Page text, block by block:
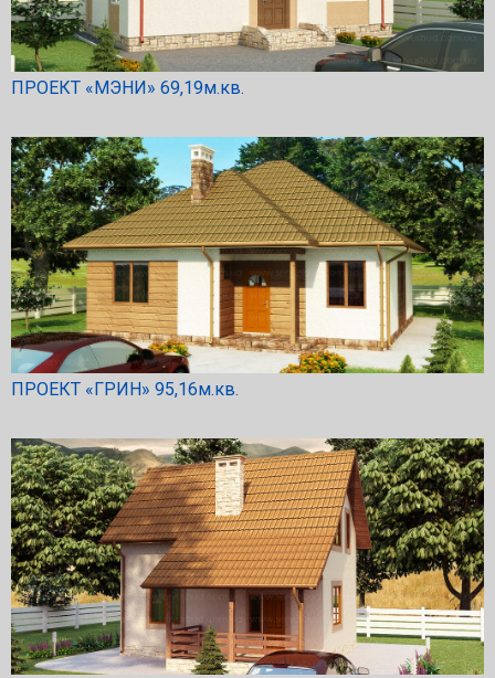
ПРОЕКТ «МЭНИ» 69,19м.кв.
ПРОЕКТ «ГРИН» 95,16м.кв.